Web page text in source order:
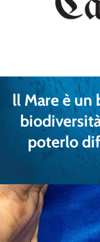
llMareè un
poterlo